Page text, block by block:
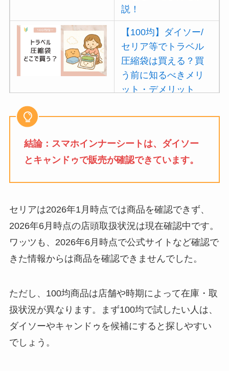
説！
【100均】ダイソー/
セリア等でトラベル
圧縮袋は買える？買
う前に知るべきメリ
ット・デメリット
セリア等でポイズン
リムーバーは買え
を解説！
【100均】ダイソー/
セリア等でフロアラ
バーほうきは買え
る？選び方＆使い方
を徹底ガイド！
【100均】ダイソー/
ファンカバーは買え
る？おすすめ素材＆
結論：スマホインナーシートは、ダイソー
とキャンドゥで販売が確認できています。
セリアは2026年1月時点では商品を確認できず、
2026年6月時点の店頭取扱状況は現在確認中です。
ワッツも、2026年6月時点で公式サイトなど確認で
きた情報からは商品を確認できませんでした。
ただし、100均商品は店舗や時期によって在庫・取
扱状況が異なります。まず100均で試したい人は、
ダイソーやキャンドゥを候補にすると探しやすい
でしょう。